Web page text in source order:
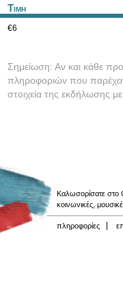
Τιμη
€6
Σημείωση: Αν και κάθε
πληροφοριών που
στοιχεία της εκδήλωσης
Καλωσορίσατε στο
κοινωνικές,
πληροφορίες